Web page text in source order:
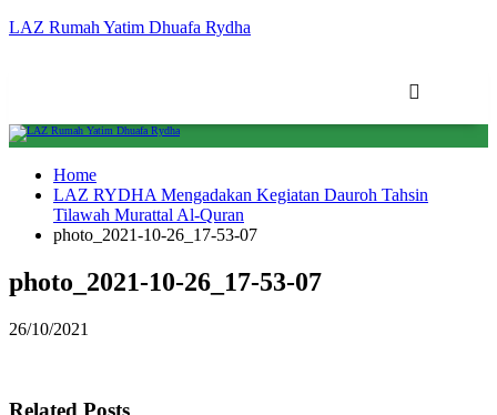
LAZ Rumah Yatim Dhuafa Rydha
Home
LAZ RYDHA Mengadakan Kegiatan Dauroh Tahsin
Tilawah Murattal Al-Quran
photo_2021-10-26_17-53-07
photo_2021-10-26_17-53-07
26/10/2021
Related Posts